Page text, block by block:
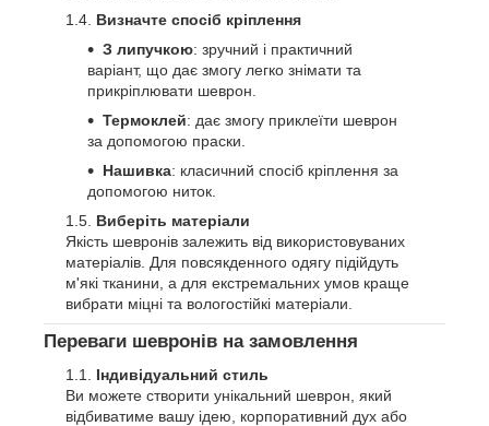
Визначте спосіб кріплення
З липучкою: зручний і практичний
варіант, що дає змогу легко знімати та
прикріплювати шеврон.
Термоклей: дає змогу приклеїти шеврон
за допомогою праски.
Нашивка: класичний спосіб кріплення за
допомогою ниток.
Виберіть матеріали
Якість шевронів залежить від використовуваних
матеріалів. Для повсякденного одягу підійдуть
м'які тканини, а для екстремальних умов краще
вибрати міцні та вологостійкі матеріали.
Переваги шевронів на замовлення
Індивідуальний стиль
Ви можете створити унікальний шеврон, який
відбиватиме вашу ідею, корпоративний дух або